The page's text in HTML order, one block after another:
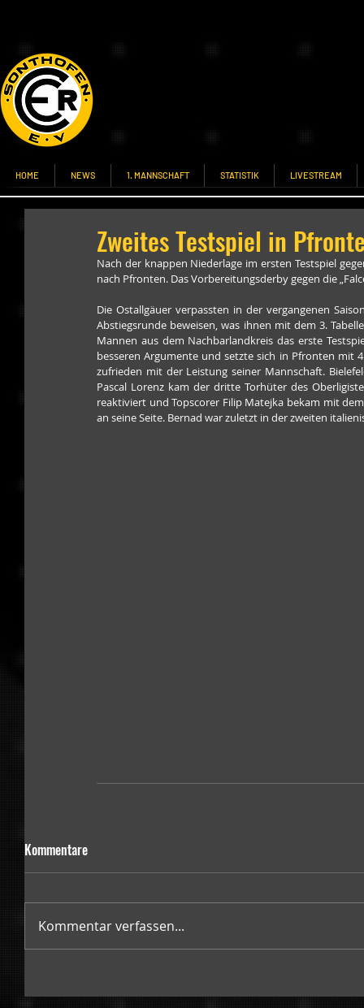
HOME NEWS 1. MANNSCHAFT STATISTIK LIVESTREAM
Zweites Testspiel in
Nach der knappen Niederlage im ersten Testspiel
nach Pfronten. Das Vorbereitungsderby gegen die
Die Ostallgäuer verpassten in der vergangenen
Abstiegsrunde beweisen, was ihnen mit dem 3.
Mannen aus dem Nachbarlandkreis das erste
besseren Argumente und setzte sich in Pfronten mit
zufrieden mit der Leistung seiner Mannschaft.
Pascal Lorenz kam der dritte Torhüter des
reaktiviert und Topscorer Filip Matejka bekam mit
an seine Seite. Bernad war zuletzt in der zweiten
Kommentare
Kommentar verfassen...